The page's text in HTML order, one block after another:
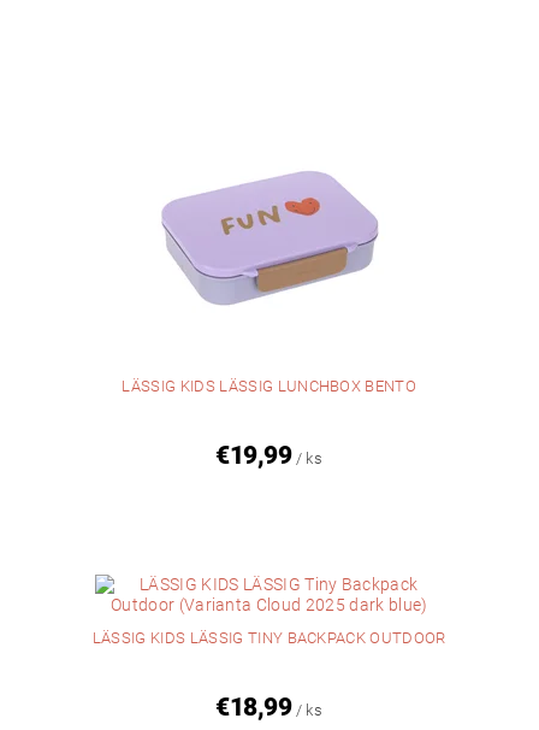
LÄSSIG KIDS LÄSSIG LUNCHBOX BENTO
€19,99 / ks
LÄSSIG KIDS LÄSSIG TINY BACKPACK OUTDOOR
€18,99 / ks